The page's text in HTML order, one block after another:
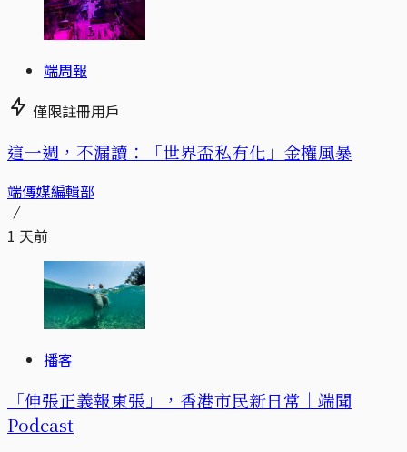
端周報
僅限註冊用戶
這一週，不漏讀：「世界盃私有化」金權風暴
端傳媒編輯部
1 天前
播客
「伸張正義報東張」，香港市民新日常｜端聞
Podcast